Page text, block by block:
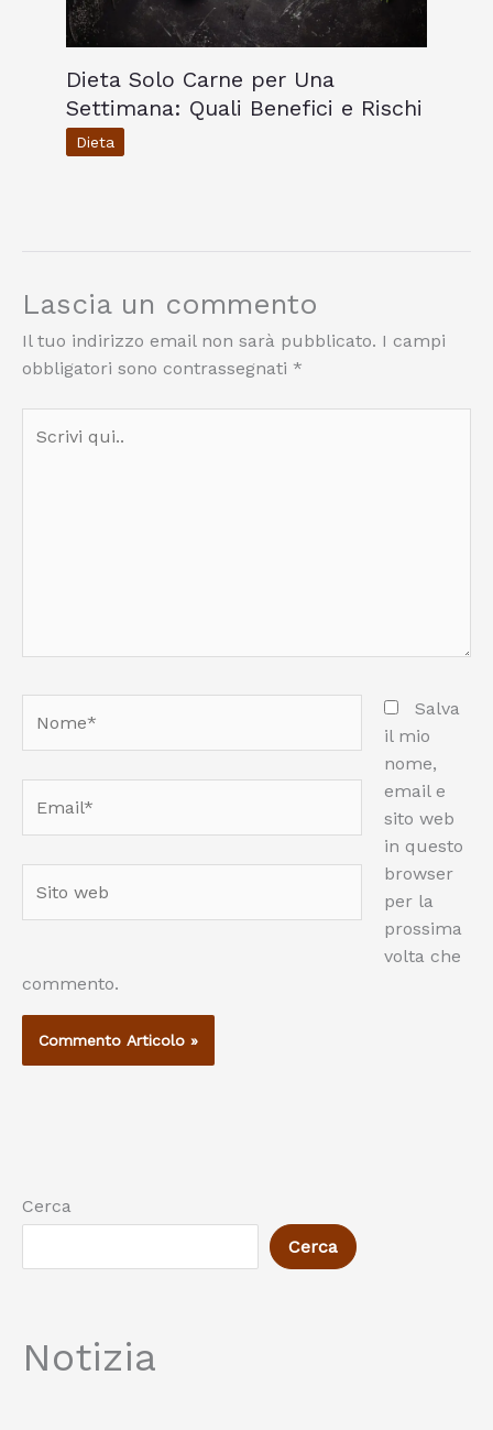
Dieta Solo Carne per Una
Settimana: Quali Benefici e Rischi
Dieta
Lascia un commento
Il tuo indirizzo email non sarà pubblicato. I campi
obbligatori sono contrassegnati *
qui..
web
Salva
il mio
nome,
email e
sito web
in questo
browser
per la
prossima
volta che
commento.
Cerca
Cerca
Notizia